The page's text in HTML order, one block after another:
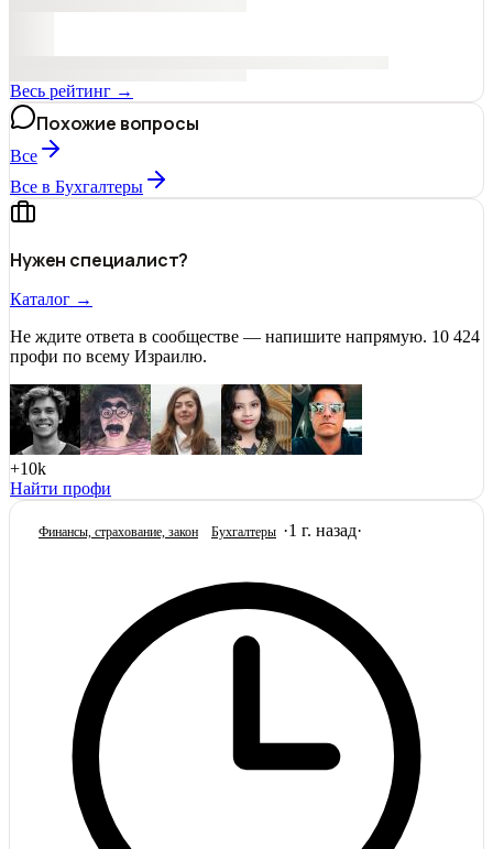
Весь рейтинг →
Похожие вопросы
Все
Все в Бухгалтеры
Нужен специалист?
Каталог →
Не ждите ответа в сообществе — напишите напрямую. 10 424
профи по всему Израилю.
+10k
Найти профи
Финансы, страхование, закон Бухгалтеры ·1 г. назад·